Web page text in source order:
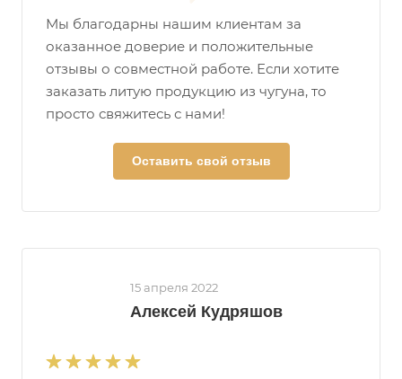
Мы благодарны нашим клиентам за
оказанное доверие и положительные
отзывы о совместной работе. Если хотите
заказать литую продукцию из чугуна, то
просто свяжитесь с нами!
Оставить свой отзыв
15 апреля 2022
Алексей Кудряшов